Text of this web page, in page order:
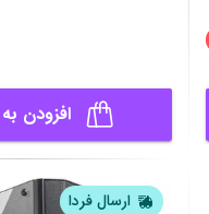
افزودن
ارسال فردا